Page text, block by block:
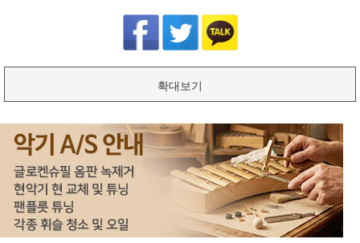
확대보기